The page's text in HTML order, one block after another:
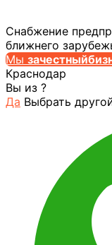
Снабжение
ближнего
Мы за
Краснодар
Вы из ?
Да Выбрать